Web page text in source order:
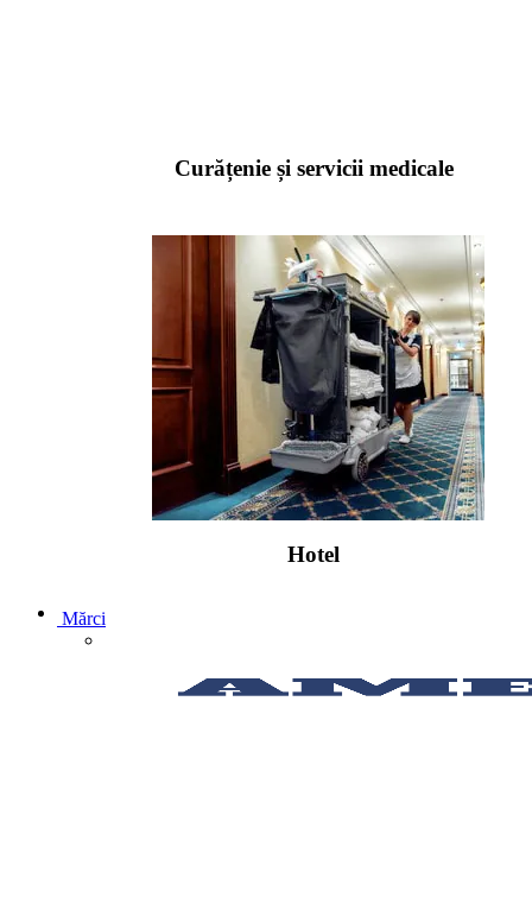
Curățenie și servicii medicale
Hotel
Mărci